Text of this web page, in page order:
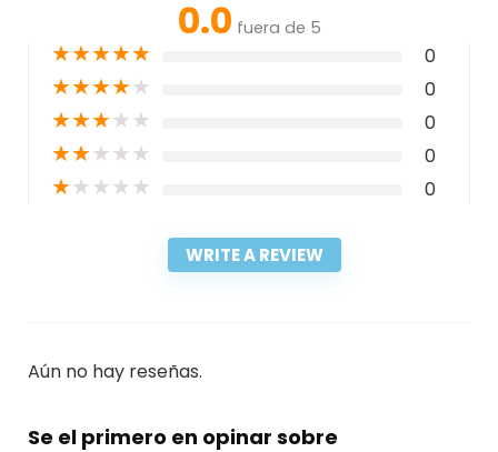
0.0 fuera de 5
★★★★★ 0
★★★★★ 0
★★★★★ 0
★★★★★ 0
★★★★★ 0
WRITE A REVIEW
Aún no hay reseñas.
Se el primero en opinar sobre